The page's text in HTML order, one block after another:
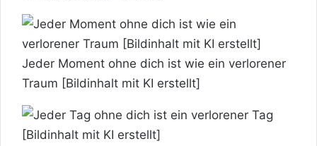
Jeder Moment ohne dich ist wie ein verlorener
Traum [Bildinhalt mit KI erstellt]